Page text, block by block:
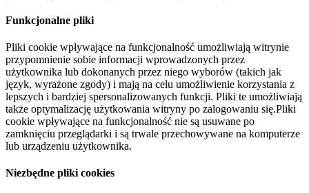
Funkcjonalne pliki
Pliki cookie wpływające na funkcjonalność umożliwiają witrynie
przypomnienie sobie informacji wprowadzonych przez
użytkownika lub dokonanych przez niego wyborów (takich jak
język, wyrażone zgody) i mają na celu umożliwienie korzystania z
lepszych i bardziej spersonalizowanych funkcji. Pliki te umożliwiają
także optymalizację użytkowania witryny po zalogowaniu się.Pliki
cookie wpływające na funkcjonalność nie są usuwane po
zamknięciu przeglądarki i są trwale przechowywane na komputerze
lub urządzeniu użytkownika.
Niezbędne pliki cookies